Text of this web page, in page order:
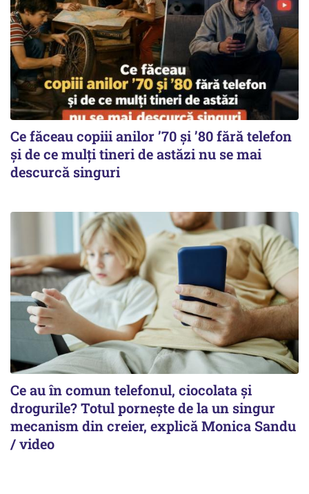
Ce făceau copiii anilor ’70 și ’80 fără telefon
și de ce mulți tineri de astăzi nu se mai
descurcă singuri
Ce au în comun telefonul, ciocolata și
drogurile? Totul pornește de la un singur
mecanism din creier, explică Monica Sandu
/ video